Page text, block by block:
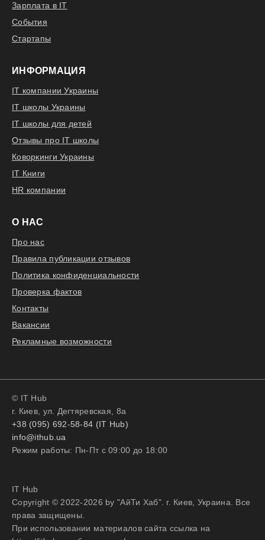
Зарплата в IT
События
Стартапы
ИНФОРМАЦИЯ
IT компании Украины
IT школы Украины
IT школы для детей
Отзывы про IT школы
Коворкинги Украины
IT Книги
HR компании
О НАС
Про нас
Правила публикации отзывов
Политика конфиденциальности
Проверка фактов
Контакты
Вакансии
Рекламные возможности
© IT Hub
г. Киев, ул. Дегтяревская, 8а
+38 (095) 692-58-84 (IT Hub)
info@ithub.ua
Режим работы: Пн-Пт с 09:00 до 18:00
IT Hub
Copyright © 2022-2026 by "АйТи Хаб". г. Киев, Украина. Все
права защищены.
При использовании материалов сайта ссылка на